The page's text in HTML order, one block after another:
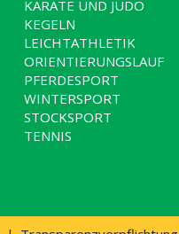
KARATE UND JUDO
KEGELN
LEICHTATHLETIK
ORIENTIERUNGSLAUF
PFERDESPORT
WINTERSPORT
STOCKSPORT
TENNIS